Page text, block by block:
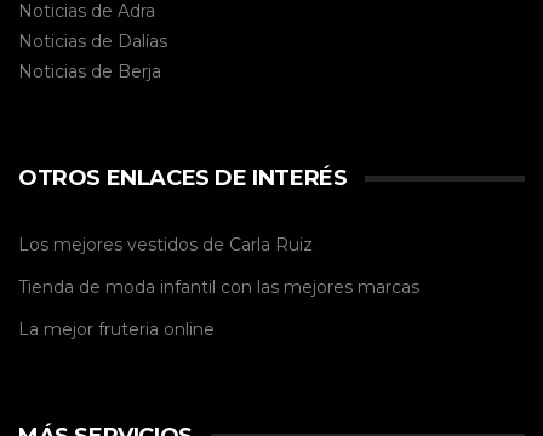
Noticias de Adra
Noticias de Dalías
Noticias de Berja
OTROS ENLACES DE INTERÉS
Los mejores vestidos de Carla Ruiz
Tienda de moda infantil con las mejores marcas
La mejor fruteria online